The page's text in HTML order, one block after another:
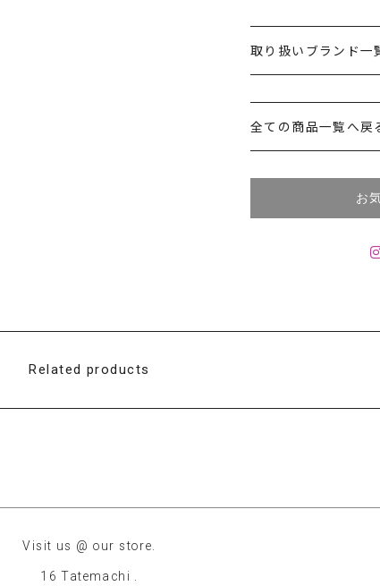
取り扱いブランド一
全ての商品一覧へ戻
お
Related products
Visit us @ our store.
16 Tatemachi .